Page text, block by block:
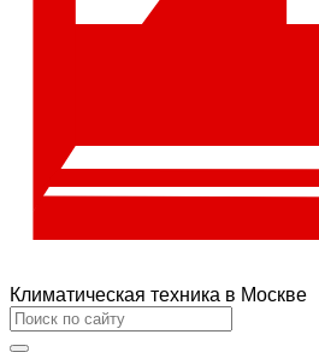
Климатическая техника в Москве